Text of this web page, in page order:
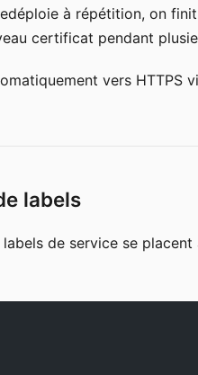
à répétition, on
certificat pendant
vers HTTPS
labels
de service se placent